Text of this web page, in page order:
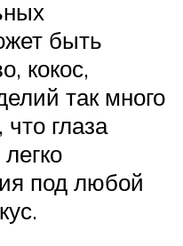
быть
кокос,
так много
глаза
под любой